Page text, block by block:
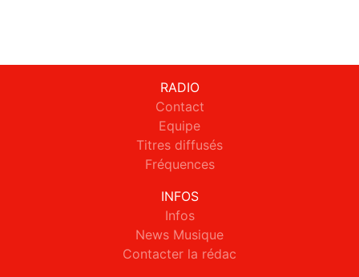
RADIO
Contact
Equipe
Titres diffusés
Fréquences
INFOS
Infos
News Musique
Contacter la rédac